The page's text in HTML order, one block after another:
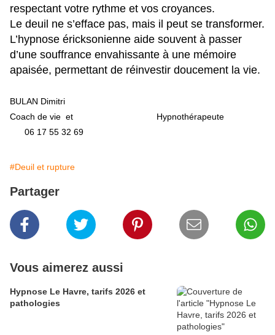
respectant votre rythme et vos croyances.
Le deuil ne s’efface pas, mais il peut se transformer.
L’hypnose éricksonienne aide souvent à passer
d’une souffrance envahissante à une mémoire
apaisée, permettant de réinvestir doucement la vie.
BULAN Dimitri
Coach de vie et Hypnothérapeute
06 17 55 32 69
#Deuil et rupture
Partager
Vous aimerez aussi
Hypnose Le Havre, tarifs 2026 et
pathologies